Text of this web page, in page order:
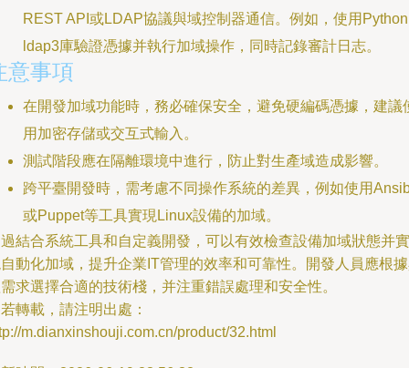
REST API或LDAP協議與域控制器通信。例如，使用
ldap3庫驗證憑據并執行加域操作，同時記錄審計日志。
意事項
在開發加域功能時，務必確保安全，避免硬編碼憑據，建議
用加密存儲或交互式輸入。
測試階段應在隔離環境中進行，防止對生產域造成影響。
跨平臺開發時，需考慮不同操作系統的差異，例如使用
或Puppet等工具實現Linux設備的加域。
結合系統工具和自定義開發，可以有效檢查設備加域狀態并實
動化加域，提升企業IT管理的效率和可靠性。開發人員應根
求選擇合適的技術棧，并注重錯誤處理和安全性。
轉載，請注明出處：
m.dianxinshouji.com.cn/product/32.html